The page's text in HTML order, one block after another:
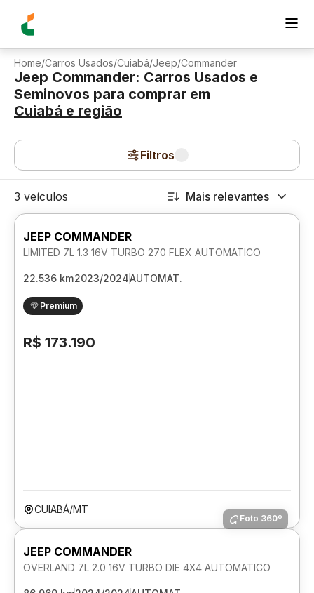
Home/Carros Usados/Cuiabá/Jeep/Commander
Jeep Commander: Carros Usados e
Seminovos para comprar em
Cuiabá e região
Filtros
3 veículos Mais relevantes
JEEP COMMANDER
LIMITED 7L 1.3 16V TURBO 270 FLEX AUTOMATICO
22.536 km2023/2024AUTOMAT.
Premium
R$ 173.190
CUIABÁ/MT
Foto 360º
JEEP COMMANDER
OVERLAND 7L 2.0 16V TURBO DIE 4X4 AUTOMATICO